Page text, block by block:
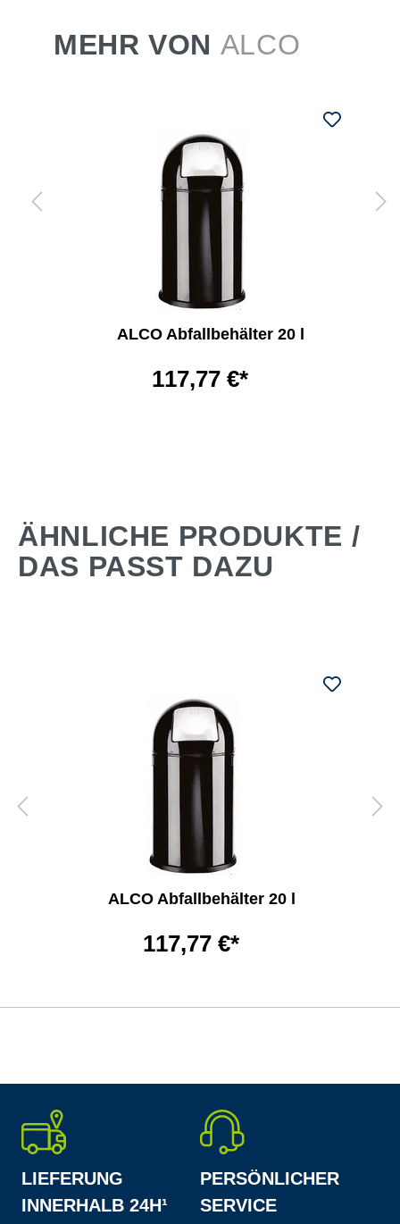
MEHR VON ALCO
ALCO Abfallbehälter 20 l
117,77 €*
ÄHNLICHE PRODUKTE /
DAS PASST DAZU
ALCO Abfallbehälter 20 l
117,77 €*
LIEFERUNG
INNERHALB 24H¹
PERSÖNLICHER
SERVICE